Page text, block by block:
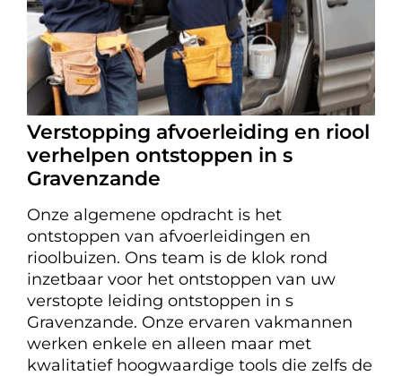
Verstopping afvoerleiding en riool
verhelpen ontstoppen in s
Gravenzande
Onze algemene opdracht is het
ontstoppen van afvoerleidingen en
rioolbuizen. Ons team is de klok rond
inzetbaar voor het ontstoppen van uw
verstopte leiding ontstoppen in s
Gravenzande. Onze ervaren vakmannen
werken enkele en alleen maar met
kwalitatief hoogwaardige tools die zelfs de